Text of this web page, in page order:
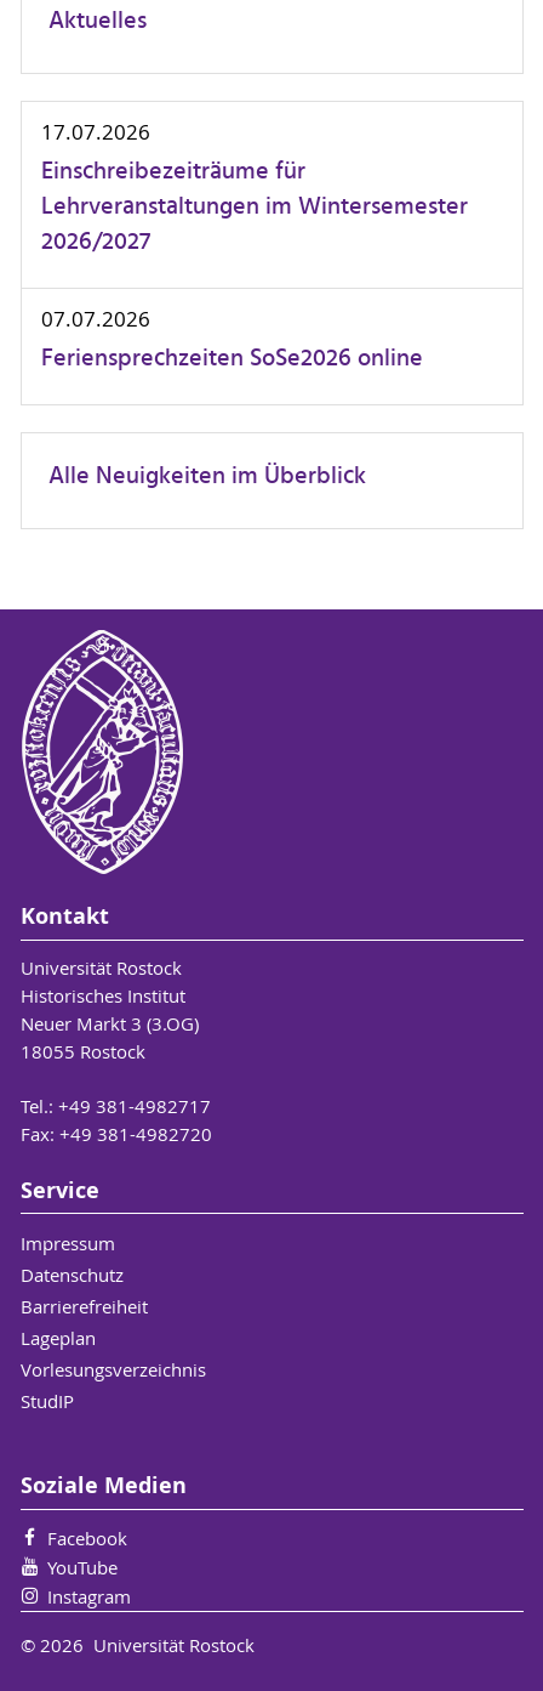
Aktuelles
17.07.2026
Einschreibezeiträume für
Lehrveranstaltungen im Wintersemester
2026/2027
07.07.2026
Feriensprechzeiten SoSe2026 online
Alle Neuigkeiten im Überblick
Kontakt
Universität Rostock
Historisches Institut
Neuer Markt 3 (3.OG)
18055 Rostock
Tel.: +49 381-4982717
Fax: +49 381-4982720
Service
Impressum
Datenschutz
Barrierefreiheit
Lageplan
Vorlesungsverzeichnis
StudIP
Soziale Medien
Facebook
YouTube
Instagram
© 2026 Universität Rostock